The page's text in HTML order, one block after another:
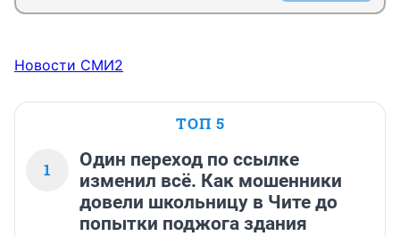
Новости СМИ2
ТОП 5
1
Один переход по ссылке
изменил всё. Как мошенники
довели школьницу в Чите до
попытки поджога здания